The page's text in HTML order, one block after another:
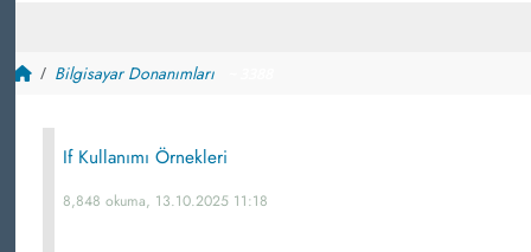
Bilgisayar Donanımları
If Kullanımı Örnekleri
8,848 okuma, 13.10.2025 11:18